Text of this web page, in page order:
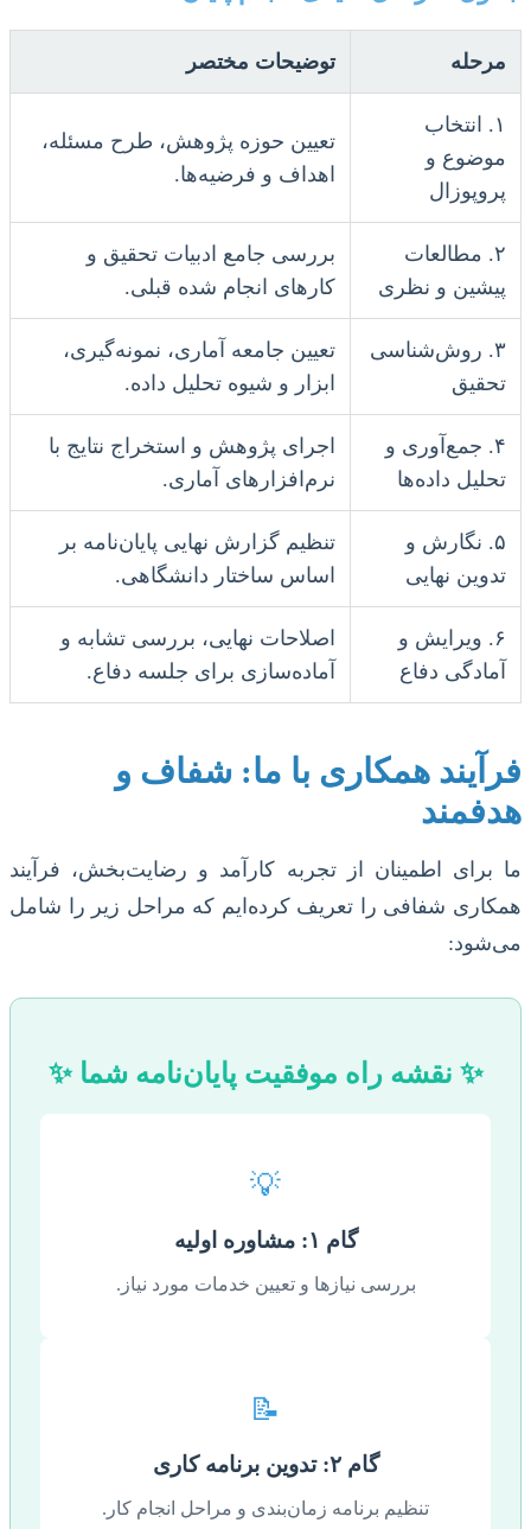
مرحله توضیحات مختصر
۱. انتخاب
موضوع و
پروپوزال
تعیین حوزه پژوهش، طرح مسئله،
اهداف و فرضیه‌ها.
۲. مطالعات
پیشین و نظری
بررسی جامع ادبیات تحقیق و
کارهای انجام شده قبلی.
۳. روش‌شناسی
تحقیق
تعیین جامعه آماری، نمونه‌گیری،
ابزار و شیوه تحلیل داده.
۴. جمع‌آوری و
تحلیل داده‌ها
اجرای پژوهش و استخراج نتایج با
نرم‌افزارهای آماری.
۵. نگارش و
تدوین نهایی
تنظیم گزارش نهایی پایان‌نامه بر
اساس ساختار دانشگاهی.
۶. ویرایش و
آمادگی دفاع
اصلاحات نهایی، بررسی تشابه و
آماده‌سازی برای جلسه دفاع.
فرآیند همکاری با ما: شفاف و
هدفمند
ما برای اطمینان از تجربه کارآمد و رضایت‌بخش، فرآیند
همکاری شفافی را تعریف کرده‌ایم که مراحل زیر را شامل
می‌شود:
✨ نقشه راه موفقیت پایان‌نامه شما ✨
💡
گام ۱: مشاوره اولیه
بررسی نیازها و تعیین خدمات مورد نیاز.
📝
گام ۲: تدوین برنامه کاری
تنظیم برنامه زمان‌بندی و مراحل انجام کار.